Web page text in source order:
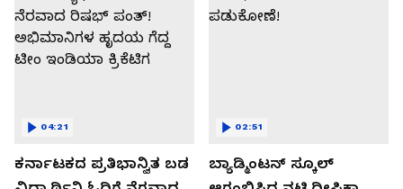
ಕರ್ನಾಟಕದ ಪ್ರತಿಭಾನ್ವಿತ ಬಡ
04:21
ಬ್ಯಾಡ್ಮಿಂಟನ್ ಸ್ಕೂಲ್​
02:51